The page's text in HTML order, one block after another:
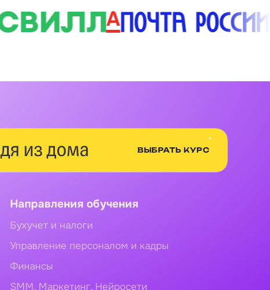
ВЫБРАТЬ КУРС
Направления обучения
Бухучет и налоги
Управление персоналом и кадры
Финансы
SMM, Маркетинг, Нейросети